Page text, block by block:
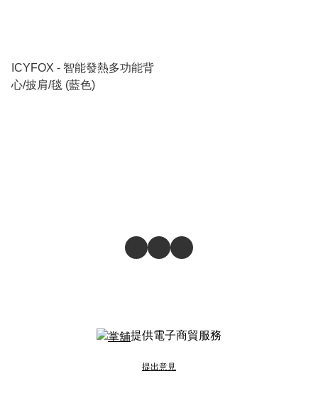
ICYFOX - 智能發熱多功能背
心/披肩/毯 (藍色)
提供電子商貿服務
提出意見